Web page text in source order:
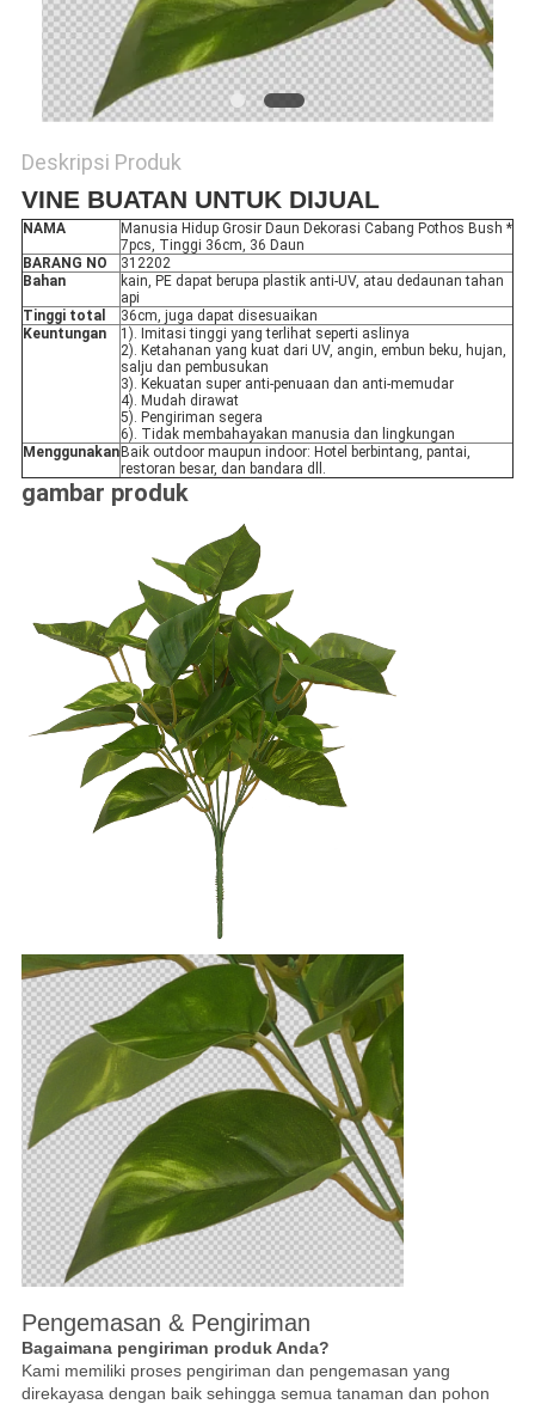
Deskripsi Produk
VINE BUATAN UNTUK DIJUAL
NAMA
Manusia Hidup Grosir Daun Dekorasi Cabang Pothos Bush *
7pcs, Tinggi 36cm, 36 Daun
BARANG NO
312202
Bahan
kain, PE dapat berupa plastik anti-UV, atau dedaunan tahan
api
Tinggi total
36cm, juga dapat disesuaikan
Keuntungan
1). Imitasi tinggi yang terlihat seperti aslinya
2). Ketahanan yang kuat dari UV, angin, embun beku, hujan,
salju dan pembusukan
3). Kekuatan super anti-penuaan dan anti-memudar
4). Mudah dirawat
5). Pengiriman segera
6). Tidak membahayakan manusia dan lingkungan
Menggunakan Baik outdoor maupun indoor: Hotel berbintang, pantai,
restoran besar, dan bandara dll.
gambar produk
Pengemasan & Pengiriman
Bagaimana pengiriman produk Anda?
Kami memiliki proses pengiriman dan pengemasan yang
direkayasa dengan baik sehingga semua tanaman dan pohon